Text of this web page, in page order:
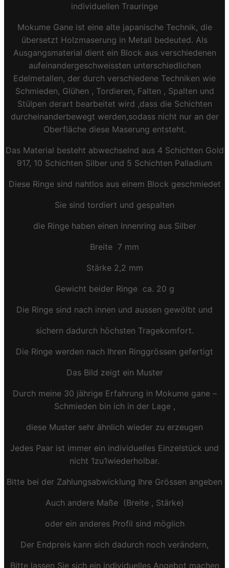
individuellen Trauringe
Mokume Gane ist eine alte japanische Technik, die
übersetzt Holzmaserung in Metall bedeuted. Als
Ausgangsmaterial dient ein Block aus verschiedenen
aufeinandergeschweissten unterschiedlichen
Edelmetallen, der durch verschiedene Techniken wie
Schmieden, Glühen , Tordieren, Falten , Spalten und
Stülpen derart bearbeitet wird ,dass die Schichten
durcheinanderbewegt werden,sodass nicht nur an der
Oberfläche diese Maserung entsteht.
Das Material besteht abwechselnd aus 4 Schichten Gold
917, 10 Schichten Silber und 5 Schichten Palladium
Diese Ringe sind nahtlos aus einem Block geschmiedet
Sie sind tordiert und gespalten
die Ringe haben einen Innenring aus Silber
Breite 7 mm
Stärke 2,2 mm
Gewicht beider Ringe ca. 20 g
Die Ringe sind nach innen und aussen gewölbt und
sichern dadurch höchsten Tragekomfort.
Die Ringe werden nach Ihren Ringgrössen gefertigt
Das Bild zeigt ein Muster
Durch meine 30 jährige Erfahrung in Mokume gane –
Schmieden bin ich in der Lage ,
diese Muster sehr ähnlich wieder zu erzeugen
Jedes Paar ist immer ein individuelles Einzelstück und
nicht 1zu1wiederholbar.
Bitte bei der Zahlungsabwicklung Ihre Grössen angeben
Auch andere Maße (Breite , Stärke)
oder ein anderes Profil sind möglich
Der Endpreis kann sich dadurch noch verändern,
Bitte lassen Sie sich ein individuelles Angebot machen